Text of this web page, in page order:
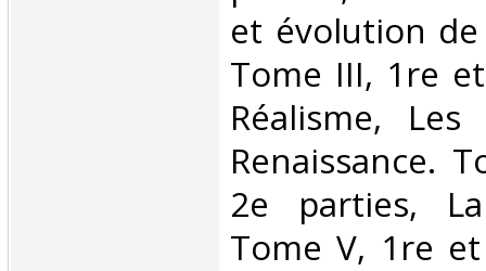
et évolution
Tome III, 1re
Réalisme,
Renaissance.
2e parties, La
Tome V, 1re